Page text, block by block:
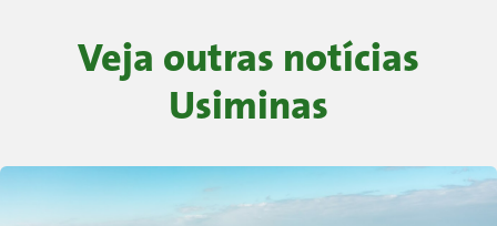
Veja outras notícias
Usiminas